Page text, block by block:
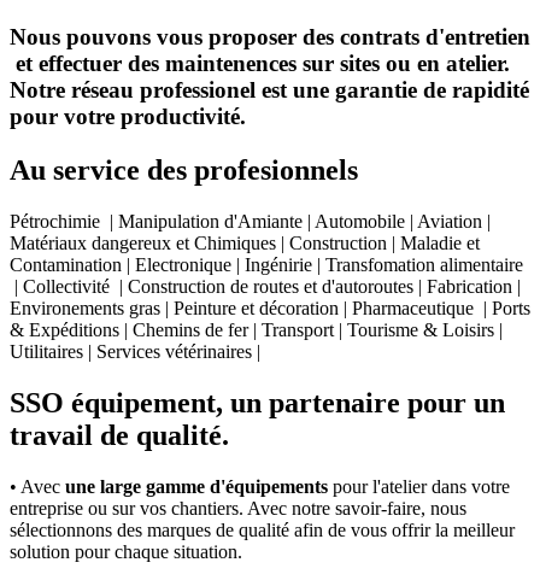
Nous pouvons vous proposer des contrats d'entretien
et effectuer des maintenences sur sites ou en atelier.
Notre réseau professionel est une garantie de rapidité
pour votre productivité.
Au service des profesionnels
Pétrochimie | Manipulation d'Amiante | Automobile | Aviation |
Matériaux dangereux et Chimiques | Construction | Maladie et
Contamination | Electronique | Ingénirie | Transfomation alimentaire
| Collectivité | Construction de routes et d'autoroutes | Fabrication |
Environements gras | Peinture et décoration | Pharmaceutique | Ports
& Expéditions | Chemins de fer | Transport | Tourisme & Loisirs |
Utilitaires | Services vétérinaires |
SSO équipement, un partenaire pour un
travail de qualité.
• Avec une large gamme d'équipements pour l'atelier dans votre
entreprise ou sur vos chantiers. Avec notre savoir-faire, nous
sélectionnons des marques de qualité afin de vous offrir la meilleur
solution pour chaque situation.